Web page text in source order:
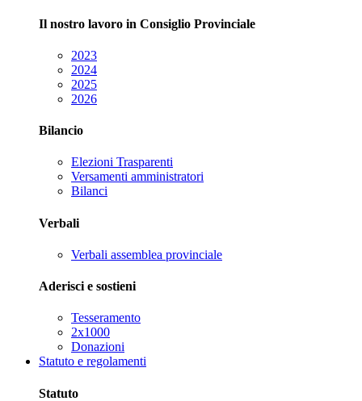
Il nostro lavoro in Consiglio Provinciale
2023
2024
2025
2026
Bilancio
Elezioni Trasparenti
Versamenti amministratori
Bilanci
Verbali
Verbali assemblea provinciale
Aderisci e sostieni
Tesseramento
2x1000
Donazioni
Statuto e regolamenti
Statuto